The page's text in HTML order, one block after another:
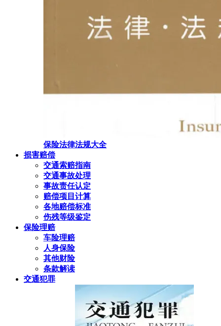
保险法律法规大全
损害赔偿
交通索赔指南
交通事故处理
事故责任认定
赔偿项目计算
各地赔偿标准
伤残等级鉴定
保险理赔
车险理赔
人身保险
其他财险
条款解读
交通犯罪